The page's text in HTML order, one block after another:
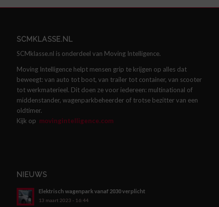
SCMKLASSE.NL
SCMklasse.nl is onderdeel van Moving Intelligence.
Moving Intelligence helpt mensen grip te krijgen op alles dat
beweegt: van auto tot boot, van trailer tot container, van scooter
tot werkmaterieel. Dit doen ze voor iedereen: multinational of
middenstander, wagenparkbeheerder of trotse bezitter van een
oldtimer.
Kijk op movingintelligence.com
NIEUWS
Elektrisch wagenpark vanaf 2030 verplicht
13 maart 2023 - 16:44